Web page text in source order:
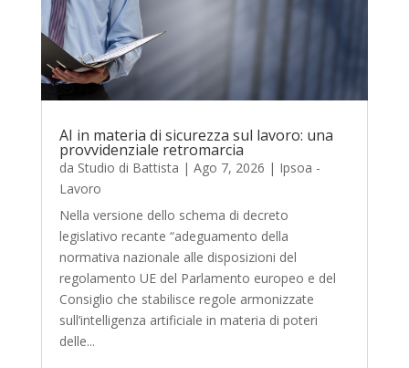
AI in materia di sicurezza sul lavoro: una
provvidenziale retromarcia
da Studio di Battista | Ago 7, 2026 | Ipsoa -
Lavoro
Nella versione dello schema di decreto
legislativo recante “adeguamento della
normativa nazionale alle disposizioni del
regolamento UE del Parlamento europeo e del
Consiglio che stabilisce regole armonizzate
sull’intelligenza artificiale in materia di poteri
delle...